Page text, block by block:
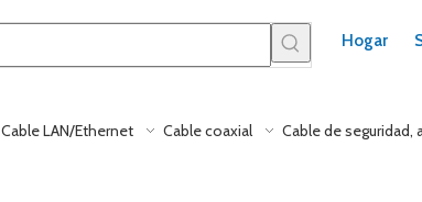
Hogar
Cable LAN/Ethernet Cable coaxial Cable de seguridad,